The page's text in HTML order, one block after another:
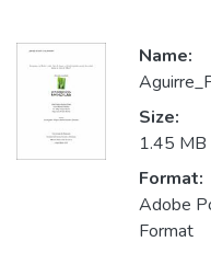
Name:
Size:
1.45 MB
Format:
Adobe
Format